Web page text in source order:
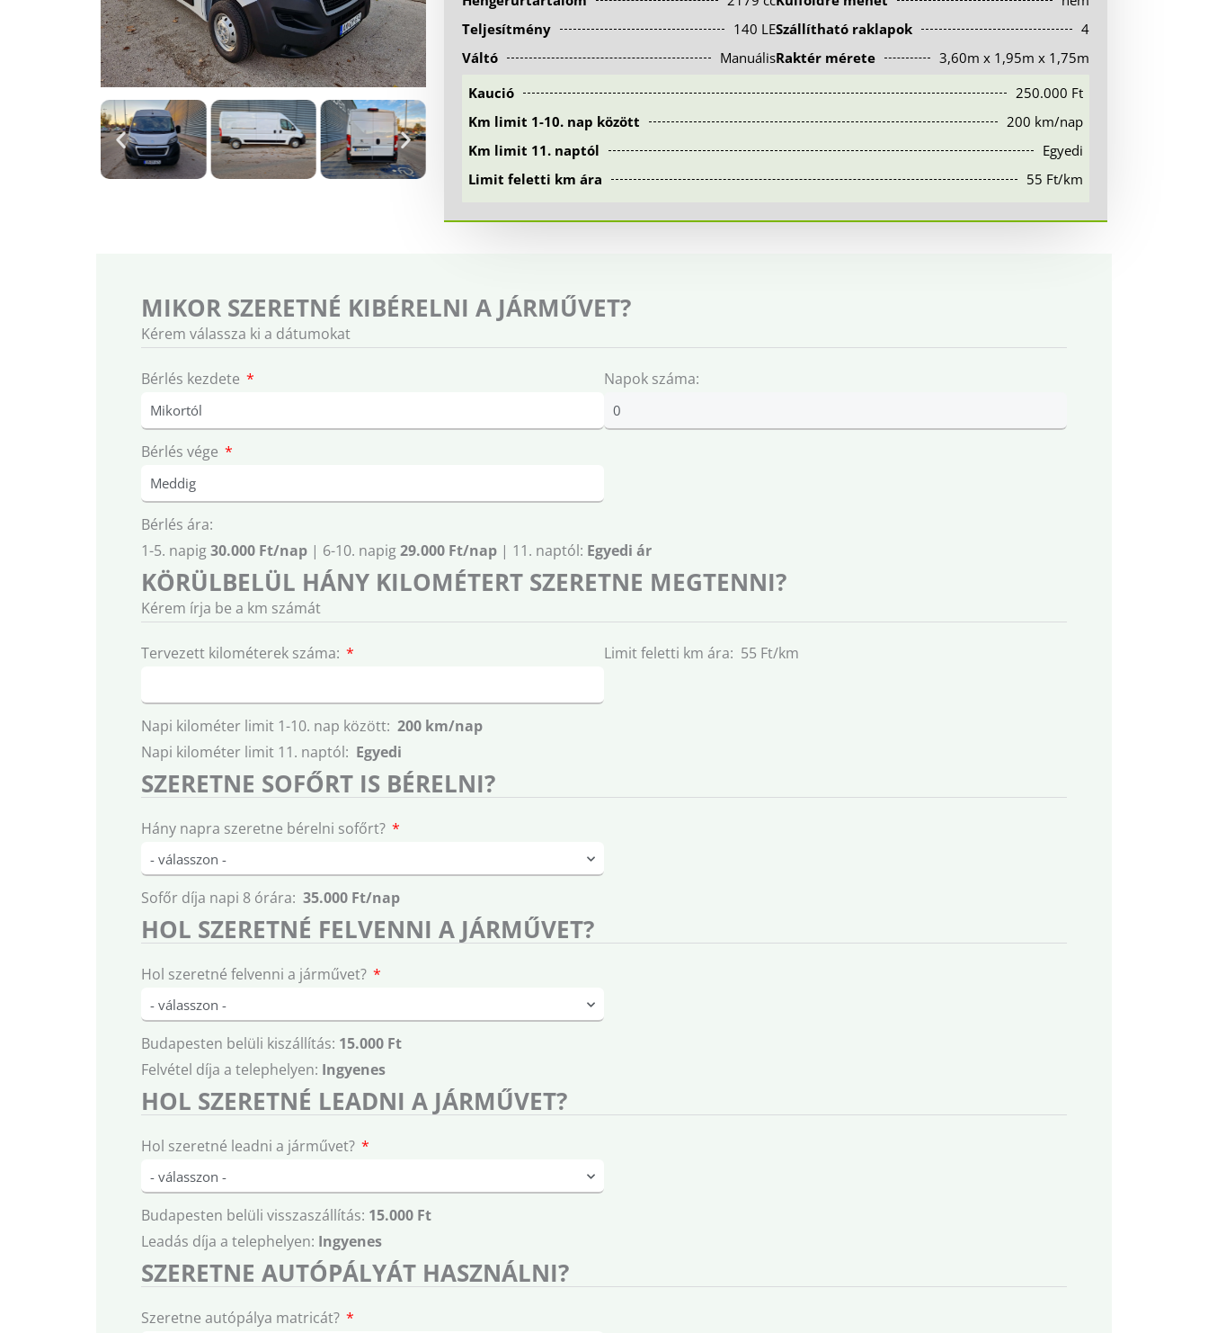
Teljesítmény
140 LE
Váltó
Manuális
Szállítható raklapok
4
Raktér mérete
3,60m x 1,95m x 1,75m
Kaució
250.000 Ft
Km limit 1-10. nap között
200 km/nap
Km limit 11. naptól
Egyedi
Limit feletti km ára
55 Ft/km
MIKOR SZERETNÉ KIBÉRELNI A JÁRMŰVET?
Kérem válassza ki a dátumokat
Bérlés kezdete
Bérlés vége
Napok száma:
Bérlés ára:
1-5. napig30.000 Ft/nap | 6-10. napig29.000 Ft/nap | 11. naptól: Egyedi ár
KÖRÜLBELÜL HÁNY KILOMÉTERT SZERETNE MEGTENNI?
Kérem írja be a km számát
Tervezett kilométerek száma:
Napi kilométer limit 1-10. nap között: 200 km/nap
Napi kilométer limit 11. naptól: Egyedi
Limit feletti km ára: 55 Ft/km
SZERETNE SOFŐRT IS BÉRELNI?
Hány napra szeretne bérelni sofőrt?
Sofőr díja napi 8 órára: 35.000 Ft/nap
HOL SZERETNÉ FELVENNI A JÁRMŰVET?
Hol szeretné felvenni a járművet?
Budapesten belüli kiszállítás: 15.000 Ft
Felvétel díja a telephelyen: Ingyenes
HOL SZERETNÉ LEADNI A JÁRMŰVET?
Hol szeretné leadni a járművet?
Budapesten belüli visszaszállítás: 15.000 Ft
Leadás díja a telephelyen: Ingyenes
SZERETNE AUTÓPÁLYÁT HASZNÁLNI?
Szeretne autópálya matricát?